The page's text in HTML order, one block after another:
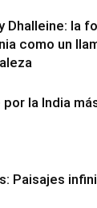
Dhalleine: la
como un
por la India
Paisajes